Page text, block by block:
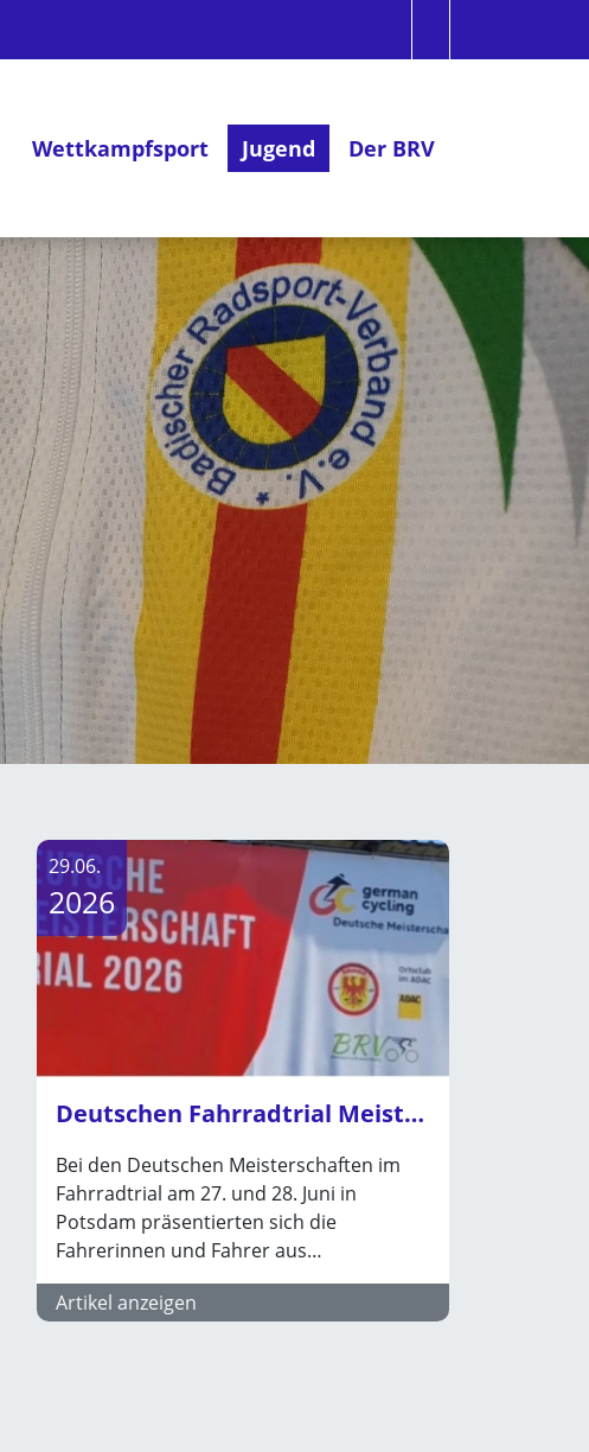
Wettkampfsport Jugend Der BRV
29.06.
2026
Deutschen Fahrradtrial Meisterschaften in Potsdam
Bei den Deutschen Meisterschaften im
Fahrradtrial am 27. und 28. Juni in
Potsdam präsentierten sich die
Fahrerinnen und Fahrer aus…
Artikel anzeigen